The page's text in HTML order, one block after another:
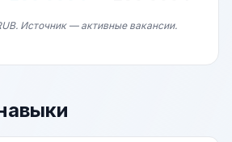
Источник — активные вакансии.